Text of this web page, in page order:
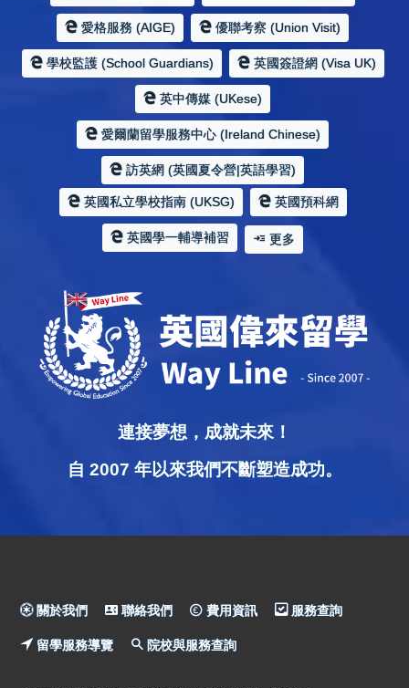
愛格服務 (AIGE) 優聯考察 (Union Visit)
學校監護 (School Guardians) 英國簽證網 (Visa UK)
英中傳媒 (UKese)
愛爾蘭留學服務中心 (Ireland Chinese)
訪英網 (英國夏令營|英語學習)
英國私立學校指南 (UKSG) 英國預科網
英國學一輔導補習 更多
連接夢想，成就未來！
自 2007 年以來我們不斷塑造成功。
關於我們 聯絡我們 費用資訊 服務查詢
留學服務導覽 院校與服務查詢